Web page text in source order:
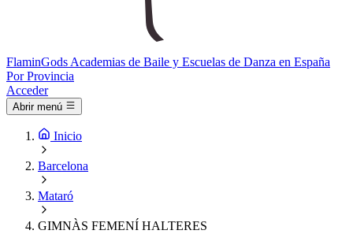
FlaminGods Academias de Baile y Escuelas de Danza en España
Por Provincia
Acceder
Abrir menú
Inicio
Barcelona
Mataró
GIMNÀS FEMENÍ HALTERES